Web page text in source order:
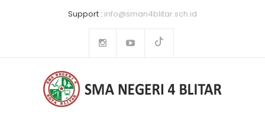
Support : info@sman4blitar.sch.id